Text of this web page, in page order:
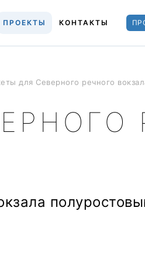
ПРОЕКТЫ КОНТАКТЫ
для Северного речного